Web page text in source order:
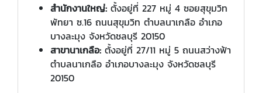
สำนักงานใหญ่: ตั้งอยู่ที่ 227 หมู่ 4 ซอยสุขุมวิท
พัทยา ซ.16 ถนนสุขุมวิท ตำบลนาเกลือ อำเภอ
บางละมุง จังหวัดชลบุรี 20150
สาขานาเกลือ: ตั้งอยู่ที่ 27/11 หมู่ 5 ถนนสว่างฟ้า
ตำบลนาเกลือ อำเภอบางละมุง จังหวัดชลบุรี
20150